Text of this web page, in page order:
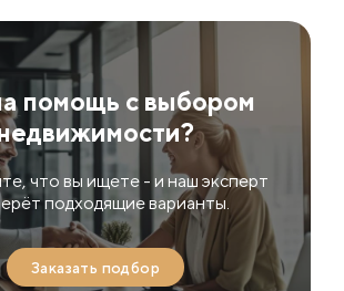
помощь с выбором
что вы ищете - и наш эксперт
подходящие варианты.
Заказать подбор